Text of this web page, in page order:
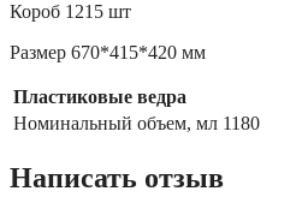
Короб 1215 шт
Размер 670*415*420 мм
Пластиковые ведра
Номинальный объем, мл 1180
Написать отзыв